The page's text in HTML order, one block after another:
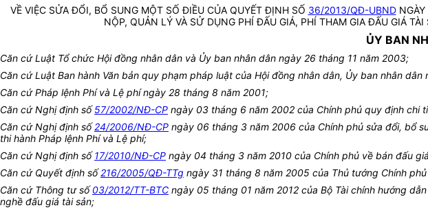
VỀ VIỆC SỬA ĐỔI, BỔ SUNG MỘT SỐ ĐIỀU CỦA QUYẾT ĐỊNH SỐ 36/2013/QĐ-UBNDNGÀY
NỘP, QUẢN LÝ VÀ SỬ DỤNG PHÍ ĐẤU GIÁ, PHÍ THAM GIA ĐẤU GIÁ
ỦY BAN
Căn cứ Luật Tổ chức Hội đồng nhân dân và Ủy ban nhân dân ngày 26 tháng 11 năm 2003;
Căn cứ Luật Ban hành Văn bản quy phạm pháp luật của Hội đồng nhân dân, Ủy ban nhân
Căn cứ Pháp lệnh Phí và Lệ phí ngày 28 tháng 8 năm 2001;
Căn cứ Nghị định số57/2002/NĐ-CP ngày 03 tháng 6 năm 2002 của Chính phủ quy định chi
Căn cứ Nghị định số24/2006/NĐ-CP ngày 06 tháng 3 năm 2006 của Chính phủ sửa đổi, bổ
thi hành Pháp lệnh Phí và Lệ phí;
Căn cứ Nghị định số17/2010/NĐ-CP ngày 04 tháng 3 năm 2010 của Chính phủ về bán đấu
Căn cứ Quyết định số216/2005/QĐ-TTg ngày 31 tháng 8 năm 2005 của Thủ tướng Chính
Căn cứ Thông tư số03/2012/TT-BTC ngày 05 tháng 01 năm 2012 của Bộ Tài chính hướng
nghề đấu giá tài sản;